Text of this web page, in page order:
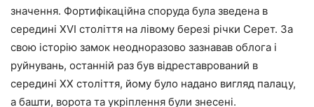
значення. Фортифікаційна споруда була зведена в
середині XVI століття на лівому березі річки Серет. За
свою історію замок неодноразово зазнавав облога і
руйнувань, останній раз був відреставрований в
середині XX століття, йому було надано вигляд палацу,
а башти, ворота та укріплення були знесені.